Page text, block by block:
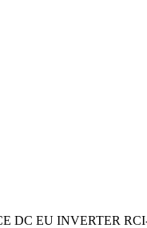
DC EU INVERTER